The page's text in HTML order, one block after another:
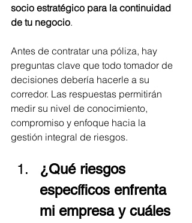
socio estratégico para la continuidad
de tu negocio.
Antes de contratar una póliza, hay
preguntas clave que todo tomador de
decisiones debería hacerle a su
corredor. Las respuestas permitirán
medir su nivel de conocimiento,
compromiso y enfoque hacia la
gestión integral de riesgos.
¿Qué riesgos
específicos enfrenta
mi empresa y cuáles